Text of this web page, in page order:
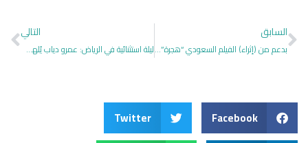
السابق
بدعم من (إثراء) الفيلم السعودي “هجرة” يشارك في مهرجان فينيسيا السينمائي الدولي الـ 82
التالي
ليلة استثنائية في الرياض: عمرو دياب يُلهب الحضور على مسرح أبو بكر سالم
Facebook
Twitter